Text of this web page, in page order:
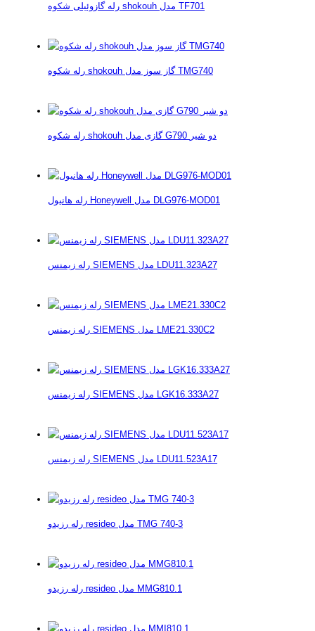
رله گازوئیلی شکوه shokouh مدل TF701
رله شکوه shokouh گاز سوز مدل TMG740
رله شکوه shokouh گازی مدل G790 دو شیر
رله هانیول Honeywell مدل DLG976-MOD01
رله زیمنس SIEMENS مدل LDU11.323A27
رله زیمنس SIEMENS مدل LME21.330C2
رله زیمنس SIEMENS مدل LGK16.333A27
رله زیمنس SIEMENS مدل LDU11.523A17
رله رزیدو resideo مدل TMG 740-3
رله رزیدو resideo مدل MMG810.1